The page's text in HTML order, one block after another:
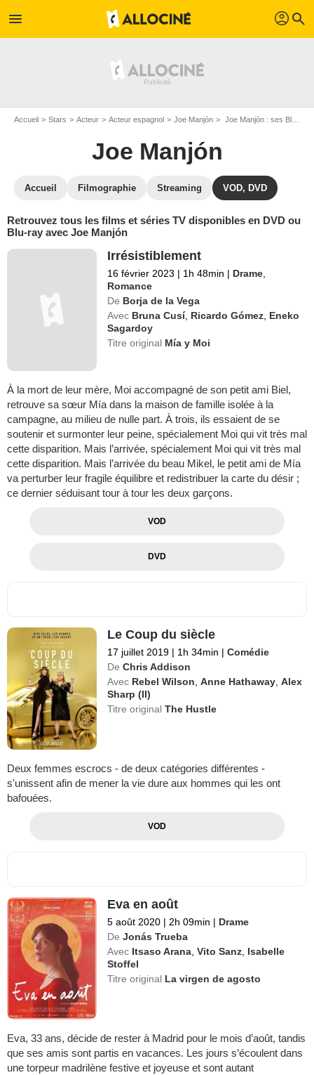
menu profil search
Accueil Stars Acteur Acteur espagnol Joe Manjón Joe Manjón : ses Blu-Ray, DVD, VOD, SVOD
Joe Manjón
Accueil Filmographie Streaming VOD, DVD
Retrouvez tous les films et séries TV disponibles en DVD ou
Blu-ray avec Joe Manjón
Irrésistiblement
16 février 2023 | 1h 48min | Drame
Romance
De Borja de la Vega
Avec Bruna Cusí, Ricardo Gómez Eneko
Sagardoy
Titre original Mía y Moi
À la mort de leur mère, Moi accompagné de son petit ami Biel,
retrouve sa sœur Mía dans la maison de famille isolée à la
campagne, au milieu de nulle part. À trois, ils essaient de se
soutenir et surmonter leur peine, spécialement Moi qui vit très mal
cette disparition. Mais l’arrivée, spécialement Moi qui vit très mal
cette disparition. Mais l’arrivée du beau Mikel, le petit ami de Mía
va perturber leur fragile équilibre et redistribuer la carte du désir ;
ce dernier séduisant tour à tour les deux garçons.
VOD
DVD
Le Coup du siècle
17 juillet 2019 | 1h 34min | Comédie
De Chris Addison
Avec Rebel Wilson ,Anne Hathaway ,Alex
Sharp (II)
Titre originalThe Hustle
Deux femmes escrocs - de deux catégories différentes -
s'unissent afin de mener la vie dure aux hommes qui les ont
bafouées.
VOD
Eva en août
5 août 2020 | 2h 09min | Drame
De Jonás Trueba
Avec Itsaso Arana ,Vito Sanz Isabelle
Stoffel
Titre original La virgen de agosto
Eva, 33 ans, décide de rester à Madrid pour le mois d’août, tandis
que ses amis sont partis en vacances. Les jours s’écoulent dans
une torpeur madrilène festive et joyeuse et sont autant